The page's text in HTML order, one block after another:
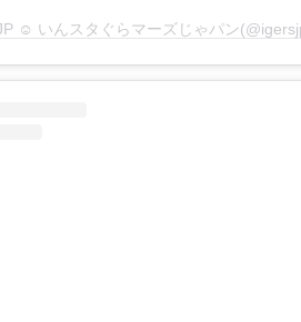
☺︎ いんスタぐらマーズじゃパン